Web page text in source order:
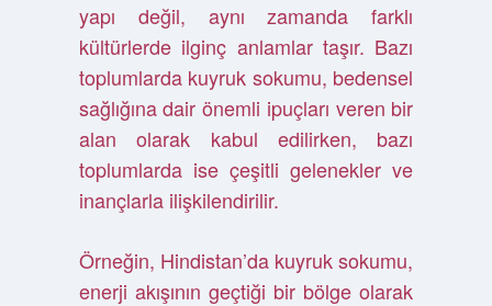
yapı değil, aynı zamanda farklı
kültürlerde ilginç anlamlar taşır. Bazı
toplumlarda kuyruk sokumu, bedensel
sağlığına dair önemli ipuçları veren bir
alan olarak kabul edilirken, bazı
toplumlarda ise çeşitli gelenekler ve
inançlarla ilişkilendirilir.
Örneğin, Hindistan’da kuyruk sokumu,
enerji akışının geçtiği bir bölge olarak